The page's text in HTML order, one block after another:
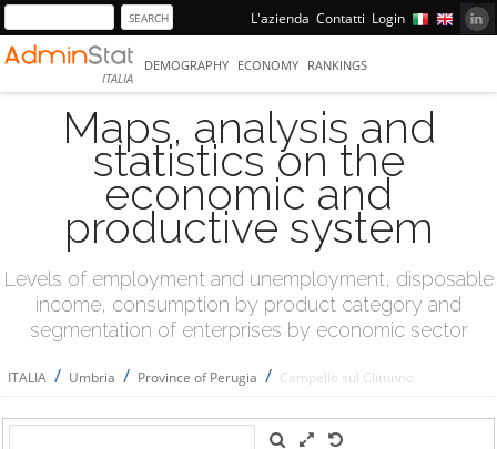
L'azienda Contatti Login
ITALIA
DEMOGRAPHY ECONOMY RANKINGS
Maps, analysis and
statistics on the
economic and
productive system
Levels of employment and unemployment, disposable
income, consumption by product category and
segmentation of enterprises by economic sector
ITALIA / Umbria / Province of Perugia / Campello sul Clitunno